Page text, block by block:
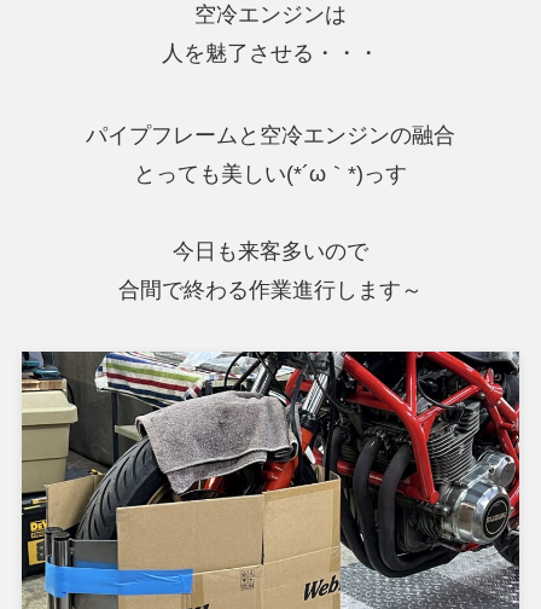
空冷エンジンは
人を魅了させる・・・
パイプフレームと空冷エンジンの融合
とっても美しい(*´ω｀*)っす
今日も来客多いので
合間で終わる作業進行します～